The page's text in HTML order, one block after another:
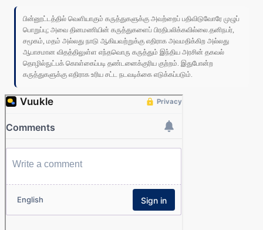
பின்னூட்டத்தில் வெளியாகும் கருத்துகளுக்கு அவற்றைப் பதிவிடுவோரே முழுப்
பொறுப்பு; அவை தினமணியின் கருத்துகளைப் பிரதிபலிக்கவில்லை.தனிநபர்,
சமூகம், மதம் அல்லது நாடு ஆகியவற்றுக்கு எதிராக அவமதிக்கிற அல்லது
ஆபாசமான விதத்திலுள்ள எந்தவொரு கருத்தும் இந்திய அரசின் தகவல்
தொழில்நுட்பக் கொள்கைப்படி தண்டனைக்குரிய குற்றம். இதுபோன்ற
கருத்துகளுக்கு எதிராக உரிய சட்ட நடவடிக்கை எடுக்கப்படும்.